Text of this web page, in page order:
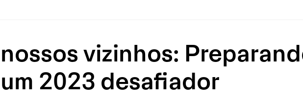
vizinhos:
um 2023 desafiador